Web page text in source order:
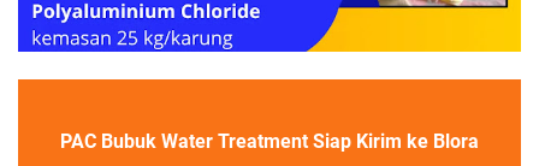
PAC Bubuk Water Treatment Siap Kirim ke Blora